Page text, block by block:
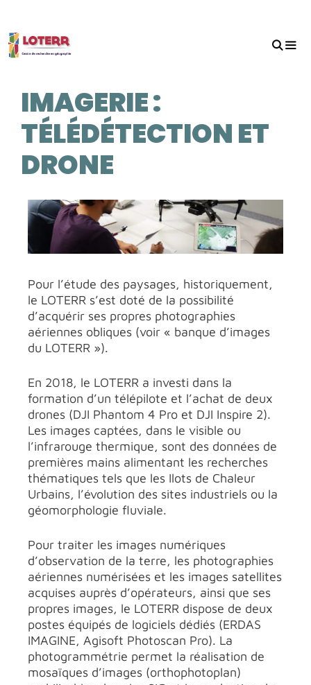
IMAGERIE :
TÉLÉDÉTECTION ET
DRONE
Pour l’étude des paysages, historiquement,
le LOTERR s’est doté de la possibilité
d’acquérir ses propres photographies
aériennes obliques (voir « banque d’images
du LOTERR »).
En 2018, le LOTERR a investi dans la
formation d’un télépilote et l’achat de deux
drones (DJI Phantom 4 Pro et DJI Inspire 2).
Les images captées, dans le visible ou
l’infrarouge thermique, sont des données de
premières mains alimentant les recherches
thématiques tels que les Ilots de Chaleur
Urbains, l’évolution des sites industriels ou la
géomorphologie fluviale.
Pour traiter les images numériques
d’observation de la terre, les photographies
aériennes numérisées et les images satellites
acquises auprès d’opérateurs, ainsi que ses
propres images, le LOTERR dispose de deux
postes équipés de logiciels dédiés (ERDAS
IMAGINE, Agisoft Photoscan Pro). La
photogrammétrie permet la réalisation de
mosaïques d’images (orthophotoplan)